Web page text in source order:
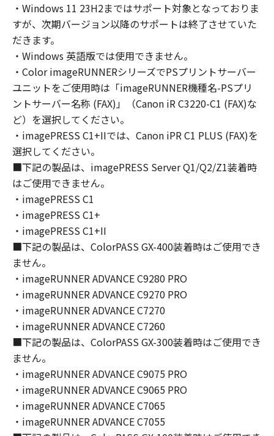
ェア」を使用させることができますが、かかる
コンピューターの使用者に本契約書上の義務お
よび条件を遵守させるとともに、その履行に関
し全責任を負うことを条件とします。
(2) お客様は、上記(1)に基づいて「本ソフトウ
ェア」を使用するためのバックアップとして、
「本ソフトウェア」を１部、複製することがで
きます。
(3) 上記(1)および(2)に定める場合を除き、キヤ
ノンまたはキヤノンのライセンサーのいかなる
知的財産権も、明示たると黙示たるとを問わ
ず、本契約書によってお客様に譲渡あるいは許
諾されるものではありません。
２．制限
(1) お客様は、再使用許諾、譲渡、販売、頒
布、リースもしくは貸与その他の方法により、
第三者に「本ソフトウェア」を使用させること
はできません。
(2) お客様は、「本ソフトウェア」の全部また
は一部を修正、改変、逆コンパイル、逆アセン
ブル、その他リバースエンジニアリング等する
ことはできません。また第三者にこのような行
為をさせてはなりません。
３．著作権表示
お客様は、「本ソフトウェア」に含まれるキヤ
ノンまたはキヤノンのライセンサーの著作権表
示を変更し、除去しもしくは削除してはなりま
せん。
４．所有権
・Windows 11 23H2まではサポート対象となっておりま
すが、次期バージョン以降のサポートは終了させていた
だきます。
・Windows 英語版では使用できません。
・Color imageRUNNERシリーズでPSプリントサーバー
ユニットをご使用時は「imageRUNNER機種名-PSプリ
ントサーバー名称 (FAX)」（Canon iR C3220-C1 (FAX)な
ど）を選択してください。
・imagePRESS C1+IIでは、Canon iPR C1 PLUS (FAX)を
選択してください。
■下記の製品は、imagePRESS Server Q1/Q2/Z1装着時
はご使用できません。
・imagePRESS C1
・imagePRESS C1+
・imagePRESS C1+II
■下記の製品は、ColorPASS GX-400装着時はご使用でき
ません。
・imageRUNNER ADVANCE C9280 PRO
・imageRUNNER ADVANCE C9270 PRO
・imageRUNNER ADVANCE C7270
・imageRUNNER ADVANCE C7260
■下記の製品は、ColorPASS GX-300装着時はご使用でき
ません。
・imageRUNNER ADVANCE C9075 PRO
・imageRUNNER ADVANCE C9065 PRO
・imageRUNNER ADVANCE C7065
・imageRUNNER ADVANCE C7055